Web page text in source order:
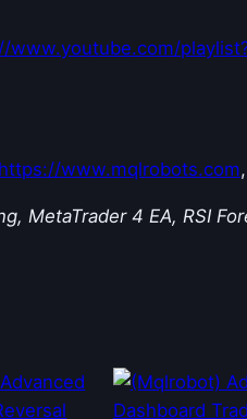
www.youtube.com/
https://www.mqlrobots.com,
MetaTrader 4 EA, RSI